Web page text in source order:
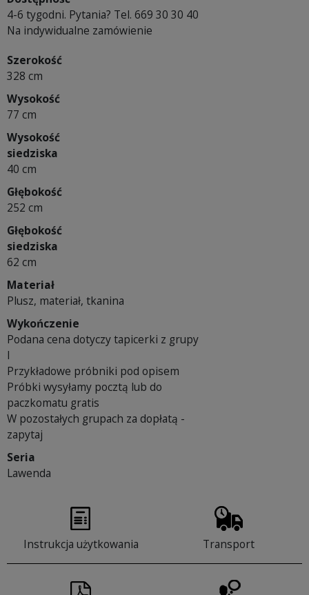
4-6 tygodni. Pytania? Tel. 669 30 30 40
Na indywidualne zamówienie
Szerokość
328 cm
Wysokość
77 cm
Wysokość
siedziska
40 cm
Głębokość
252 cm
Głębokość
siedziska
62 cm
Materiał
Plusz, materiał, tkanina
Wykończenie
Podana cena dotyczy tapicerki z grupy
I
Przykładowe próbniki pod opisem
Próbki wysyłamy pocztą lub do
paczkomatu gratis
W pozostałych grupach za dopłatą -
zapytaj
Seria
Lawenda
Instrukcja użytkowania Transport